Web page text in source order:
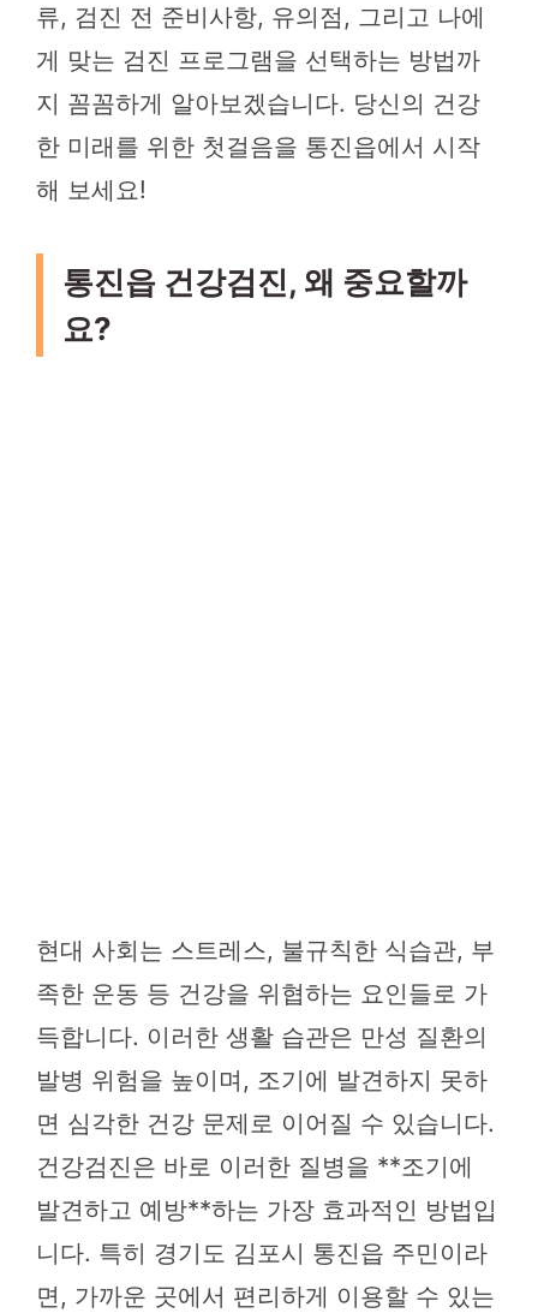
류, 검진 전 준비사항, 유의점, 그리고 나에
게 맞는 검진 프로그램을 선택하는 방법까
지 꼼꼼하게 알아보겠습니다. 당신의 건강
한 미래를 위한 첫걸음을 통진읍에서 시작
해 보세요!
통진읍 건강검진, 왜 중요할까
요?
현대 사회는 스트레스, 불규칙한 식습관, 부
족한 운동 등 건강을 위협하는 요인들로 가
득합니다. 이러한 생활 습관은 만성 질환의
발병 위험을 높이며, 조기에 발견하지 못하
면 심각한 건강 문제로 이어질 수 있습니다.
건강검진은 바로 이러한 질병을 **조기에
발견하고 예방**하는 가장 효과적인 방법입
니다. 특히 경기도 김포시 통진읍 주민이라
면, 가까운 곳에서 편리하게 이용할 수 있는